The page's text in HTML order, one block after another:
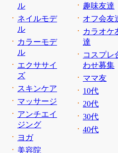
ル
ネイルモデ
ル
カラーモデ
ル
エクササイ
ズ
スキンケア
マッサージ
アンチエイ
ジング
ヨガ
美容院
趣味友達
オフ会友
カラオケ
達
コスプレ
わせ募集
ママ友
10代
20代
30代
40代